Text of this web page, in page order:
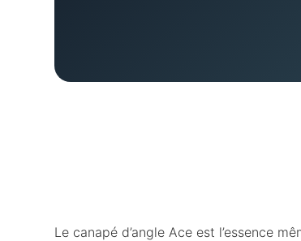
Le canapé d’angle Ace est l’essence